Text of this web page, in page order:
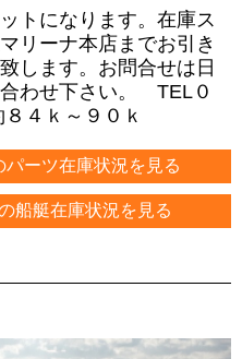
トになります。在庫ス
リーナ本店までお引き
します。お問合せは日
わせ下さい。 TEL０
４ｋ～９０ｋ
ーツ在庫状況を見る
船艇在庫状況を見る